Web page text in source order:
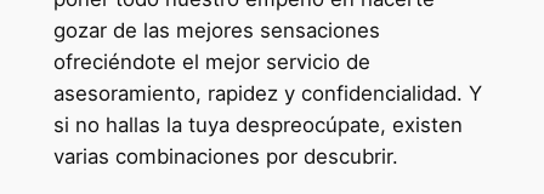
gozar de las mejores sensaciones
ofreciéndote el mejor servicio de
asesoramiento, rapidez y confidencialidad. Y
si no hallas la tuya despreocúpate, existen
varias combinaciones por descubrir.